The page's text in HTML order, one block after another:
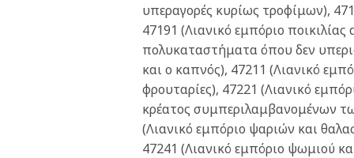
υπεραγορές κυρίως τροφίμων),
47191 (Λιανικό εμπόριο
πολυκαταστήματα όπου δεν
και ο καπνός), 47211 (Λιανικό
φρουταρίες), 47221 (Λιανικό
κρέατος συμπεριλαμβανομένων
(Λιανικό εμπόριο ψαριών και
47241 (Λιανικό εμπόριο ψωμιού